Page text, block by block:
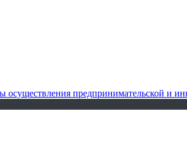
предпринимательской и